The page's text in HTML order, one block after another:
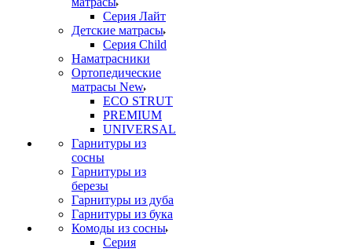
Серия Лайт
Детские матрасы
Серия Child
Наматрасники
Ортопедические
матрасы New
ECO STRUT
PREMIUM
UNIVERSAL
Гарнитуры из
сосны
Гарнитуры из
березы
Гарнитуры из дуба
Гарнитуры из бука
Комоды из сосны
Серия